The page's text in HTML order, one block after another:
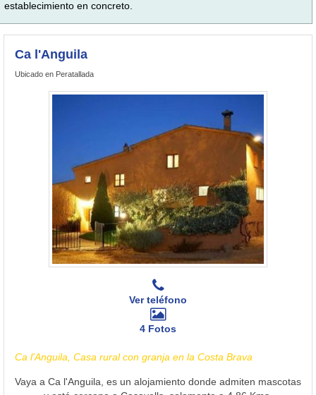
establecimiento en concreto.
Ca l'Anguila
Ubicado en Peratallada
Ver teléfono
4 Fotos
Ca l'Anguila, Casa rural con granja en la Costa Brava
Vaya a Ca l'Anguila, es un alojamiento donde admiten mascotas